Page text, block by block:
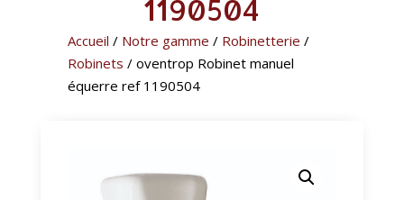
1190504
Accueil / Notre gamme / Robinetterie /
Robinets / oventrop Robinet manuel
équerre ref 1190504